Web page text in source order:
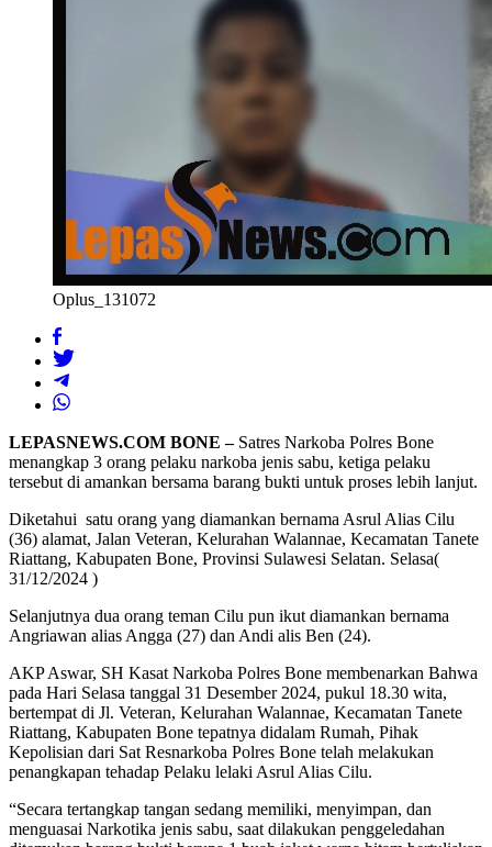
Oplus_131072
LEPASNEWS.COM BONE –Satres Narkoba Polres Bone
menangkap 3 orang pelaku narkoba jenis sabu, ketiga pelaku
tersebut di amankan bersama barang bukti untuk proses lebih lanjut.
Diketahui satu orang yang diamankan bernama Asrul Alias Cilu
(36) alamat, Jalan Veteran, Kelurahan Walannae, Kecamatan Tanete
Riattang, Kabupaten Bone, Provinsi Sulawesi Selatan. Selasa(
31/12/2024 )
Selanjutnya dua orang teman Cilu pun ikut diamankan bernama
Angriawan alias Angga (27) dan Andi alis Ben (24).
AKP Aswar, SH Kasat Narkoba Polres Bone membenarkan Bahwa
pada Hari Selasa tanggal 31 Desember 2024, pukul 18.30 wita,
bertempat di Jl. Veteran, Kelurahan Walannae, Kecamatan Tanete
Riattang, Kabupaten Bone tepatnya didalam Rumah, Pihak
Kepolisian dari Sat Resnarkoba Polres Bone telah melakukan
penangkapan tehadap Pelaku lelaki Asrul Alias Cilu.
“Secara tertangkap tangan sedang memiliki, menyimpan, dan
menguasai Narkotika jenis sabu, saat dilakukan penggeledahan